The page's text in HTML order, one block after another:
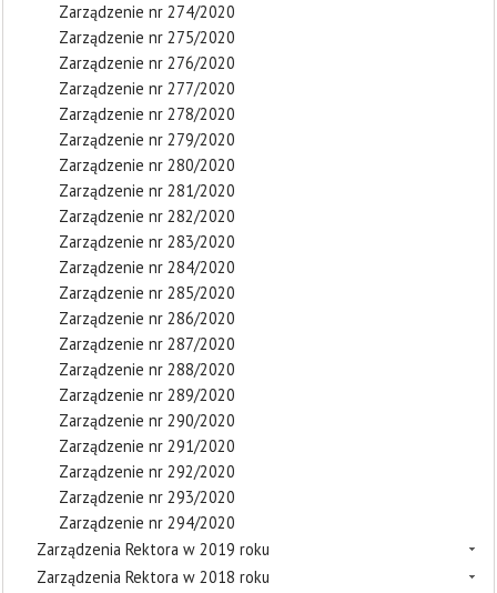
Zarządzenie nr 274/2020
Zarządzenie nr 275/2020
Zarządzenie nr 276/2020
Zarządzenie nr 277/2020
Zarządzenie nr 278/2020
Zarządzenie nr 279/2020
Zarządzenie nr 280/2020
Zarządzenie nr 281/2020
Zarządzenie nr 282/2020
Zarządzenie nr 283/2020
Zarządzenie nr 284/2020
Zarządzenie nr 285/2020
Zarządzenie nr 286/2020
Zarządzenie nr 287/2020
Zarządzenie nr 288/2020
Zarządzenie nr 289/2020
Zarządzenie nr 290/2020
Zarządzenie nr 291/2020
Zarządzenie nr 292/2020
Zarządzenie nr 293/2020
Zarządzenie nr 294/2020
Zarządzenia Rektora w 2019 roku
Zarządzenia Rektora w 2018 roku